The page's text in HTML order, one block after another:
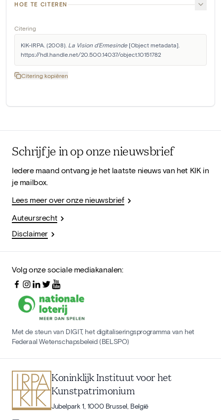
HOE TE CITEREN
Citering
KIK-IRPA. (2008). La Vision d'Ermesinde [Object metadata].
https://hdl.handle.net/20.500.14037/object.10151782
Citering kopiëren
Schrijf je in op onze nieuwsbrief
Iedere maand ontvang je het laatste nieuws van het KIK in
je mailbox.
Lees meer over onze nieuwsbrief
Auteursrecht
Disclaimer
Volg onze sociale mediakanalen:
Met de steun van DIGIT, het digitaliseringsprogramma van het
Federaal Wetenschapsbeleid (BELSPO)
Koninklijk Instituut voor het
Kunstpatrimonium
Jubelpark 1, 1000 Brussel, België